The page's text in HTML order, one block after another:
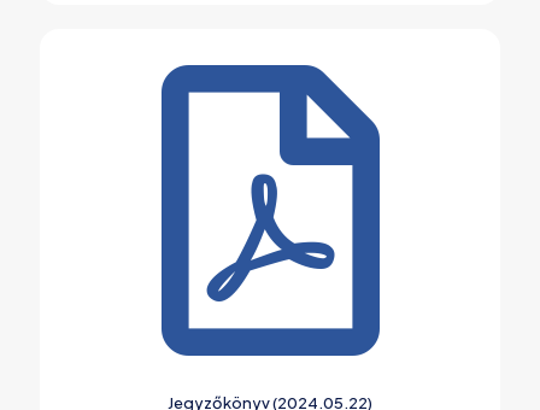
Jegyzőkönyv (2024.05.22)